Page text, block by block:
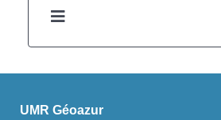
UMR Géoazur